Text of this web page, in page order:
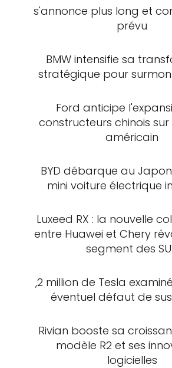
s'annonce plus long et
prévu
BMW intensifie sa
stratégique pour
Ford anticipe
constructeurs chinois
américain
BYD débarque au
mini voiture électrique
Luxeed RX : la nouvelle
entre Huawei et Chery
segment des
,2 million de Tesla
éventuel défaut de
Rivian booste sa
modèle R2 et ses
logicielles